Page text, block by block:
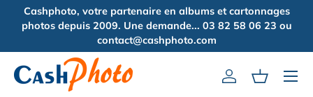
Aller au contenu
Cashphoto, votre partenaire en albums et cartonnages
photos depuis 2009. Une demande... 03 82 58 06 23 ou
contact@cashphoto.com
Se connecter
Panier
Menu